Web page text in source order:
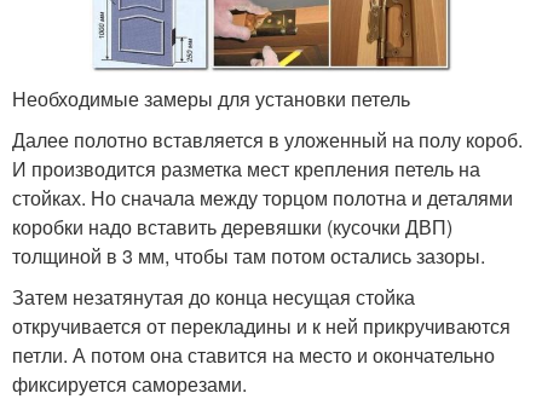
Необходимые замеры для установки петель
Далее полотно вставляется в уложенный на полу короб.
И производится разметка мест крепления петель на
стойках. Но сначала между торцом полотна и деталями
коробки надо вставить деревяшки (кусочки ДВП)
толщиной в 3 мм, чтобы там потом остались зазоры.
Затем незатянутая до конца несущая стойка
откручивается от перекладины и к ней прикручиваются
петли. А потом она ставится на место и окончательно
фиксируется саморезами.